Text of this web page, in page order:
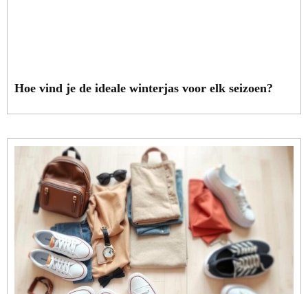
Hoe vind je de ideale winterjas voor elk seizoen?